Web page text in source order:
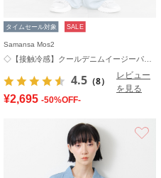
タイムセール対象 SALE
Samansa Mos2
4.5 （8）
レビュー
を見る
¥2,695 -50%OFF-